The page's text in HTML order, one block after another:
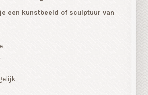
een kunstbeeld of sculptuur van